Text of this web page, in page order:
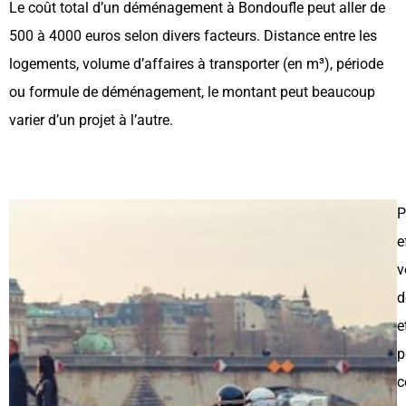
Le coût total d’un déménagement à Bondoufle peut aller de
500 à 4000 euros selon divers facteurs. Distance entre les
logements, volume d’affaires à transporter (en m³), période
ou formule de déménagement, le montant peut beaucoup
varier d’un projet à l’autre.